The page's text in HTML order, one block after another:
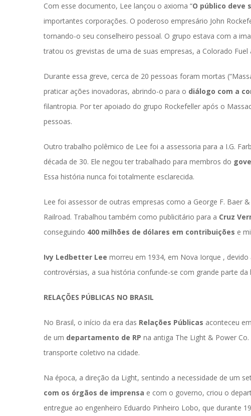
Com esse documento, Lee lançou o axioma “O público deve
importantes corporações. O poderoso empresário John
tornando-o seu conselheiro pessoal. O grupo estava com a
tratou os grevistas de uma de suas empresas, a Colorado Fuel
Durante essa greve, cerca de 20 pessoas foram mortas
praticar ações inovadoras, abrindo-o para o diálogo com a
filantropia. Por ter apoiado do grupo Rockefeller após o
pessoas.
Outro trabalho polêmico de Lee foi a assessoria para a I.G.
década de 30. Ele negou ter trabalhado para membros do
Essa história nunca foi totalmente esclarecida.
Lee foi assessor de outras empresas como a George F. Baer
Railroad. Trabalhou também como publicitário para a Cruz
conseguindo 400 milhões de dólares em contribuiçõe e
Ivy Ledbetter Lee morreu em 1934, em Nova Iorque ,
controvérsias, a sua história confunde-se com grande parte da
RELAÇÕES PÚBLICAS NO BRASIL
No Brasil, o início da era da Relações Pública aconteceu
de um departamento de RP na antiga The Light & Power
transporte coletivo na cidade.
Na época, a direção da Light, sentindo a necessidade de um
com os órgãos de imprensa e com o governo, criou o
entregue ao engenheiro Eduardo Pinheiro Lobo, que durante